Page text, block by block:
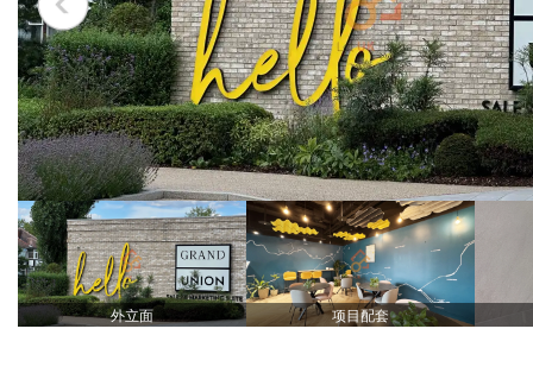
外立面 项目配套